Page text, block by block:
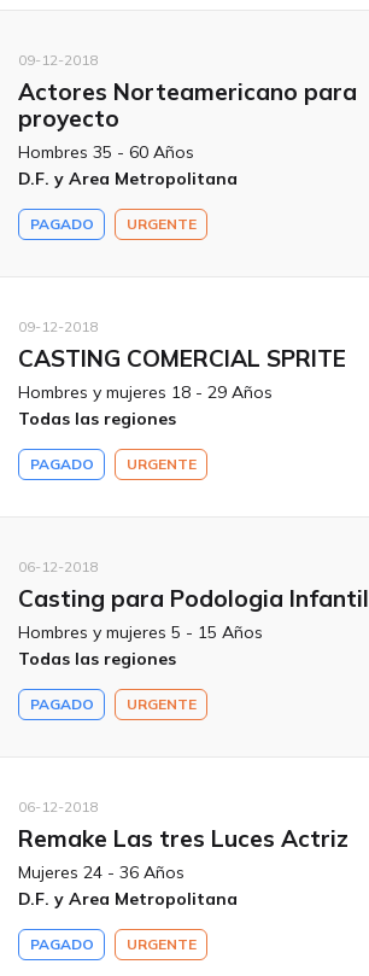
09-12-2018
Actores Norteamericano para
proyecto
Hombres 35 - 60 Años
D.F. y Area Metropolitana
PAGADO URGENTE
09-12-2018
CASTING COMERCIAL SPRITE
Hombres y mujeres 18 - 29 Años
Todas las regiones
PAGADO URGENTE
06-12-2018
Casting para Podologia Infantil
Hombres y mujeres 5 - 15 Años
Todas las regiones
PAGADO URGENTE
06-12-2018
Remake Las tres Luces Actriz
Mujeres 24 - 36 Años
D.F. y Area Metropolitana
PAGADO URGENTE